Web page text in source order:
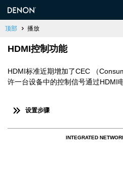
顶部 播放
HDMI控制功能
HDMI标准近期增加了CEC （
许一台设备中的控制信号通过HDMI
设置步骤
INTEGRATED